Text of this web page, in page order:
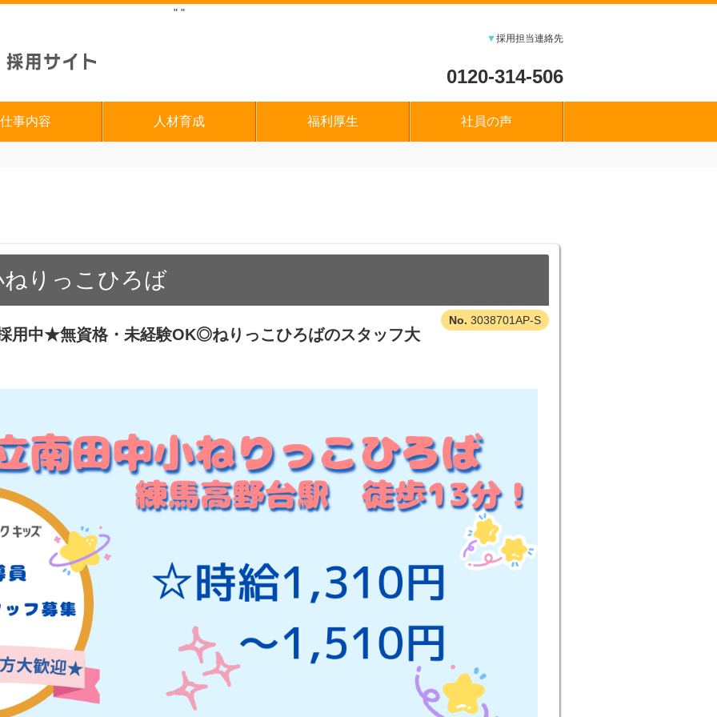
" "
▼採用担当連絡先
0120-314-506
仕事内容 人材育成 福利厚生 社員の声
りっこひろば
3038701AP-S
用中★無資格・未経験OK◎ねりっこひろばのスタッフ大